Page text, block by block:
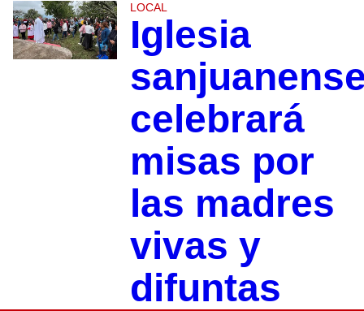
LOCAL
Iglesia
celebrará
misas por
las madres
vivas y
difuntas